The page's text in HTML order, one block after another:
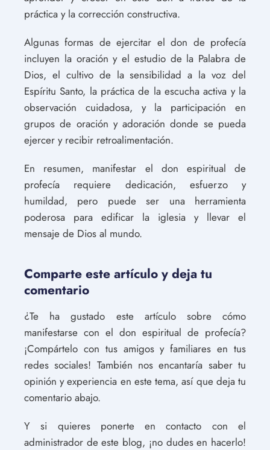
práctica y la corrección constructiva.
Algunas formas de ejercitar el don de profecía
incluyen la oración y el estudio de la Palabra de
Dios, el cultivo de la sensibilidad a la voz del
Espíritu Santo, la práctica de la escucha activa y la
observación cuidadosa, y la participación en
grupos de oración y adoración donde se pueda
ejercer y recibir retroalimentación.
En resumen, manifestar el don espiritual de
profecía requiere dedicación, esfuerzo y
humildad, pero puede ser una herramienta
poderosa para edificar la iglesia y llevar el
mensaje de Dios al mundo.
Comparte este artículo y deja tu
comentario
¿Te ha gustado este artículo sobre cómo
manifestarse con el don espiritual de profecía?
¡Compártelo con tus amigos y familiares en tus
redes sociales! También nos encantaría saber tu
opinión y experiencia en este tema, así que deja tu
comentario abajo.
Y si quieres ponerte en contacto con el
administrador de este blog, ¡no dudes en hacerlo!